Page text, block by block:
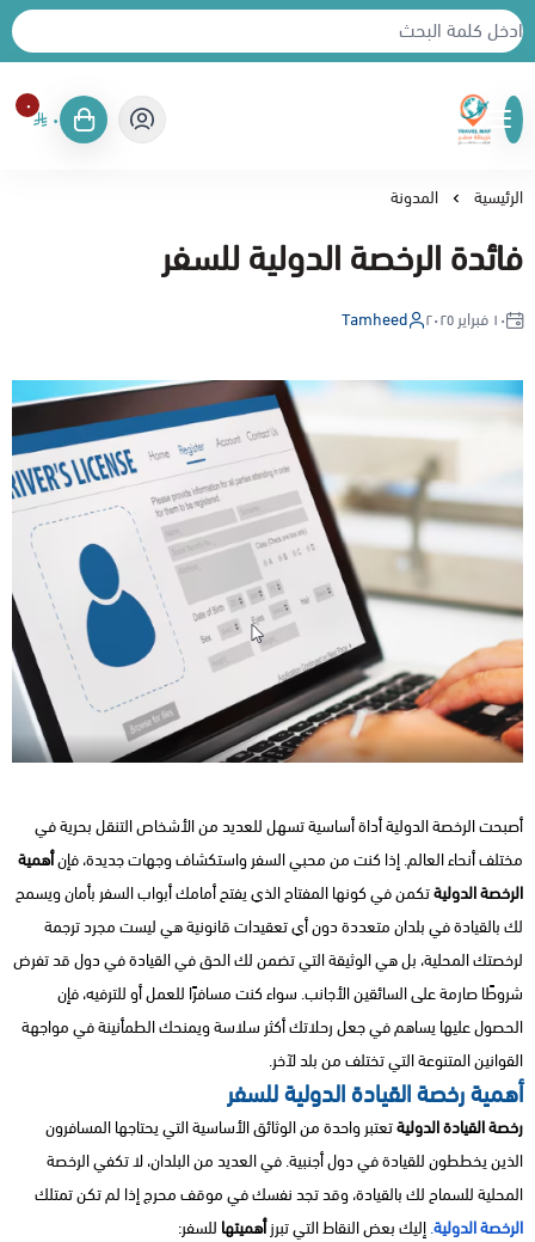
خريطة سفر
٠
٠
الرئيسية المدونة
فائدة الرخصة الدولية للسفر
١٠ فبراير ٢٠٢٥ Tamheed
أصبحت الرخصة الدولية أداة أساسية تسهل للعديد من الأشخاص التنقل بحرية في
مختلف أنحاء العالم. إذا كنت من محبي السفر واستكشاف وجهات جديدة، فإنأهمية
الرخصة الدوليةتكمن في كونها المفتاح الذي يفتح أمامك أبواب السفر بأمان ويسمح
لك بالقيادة في بلدان متعددة دون أي تعقيدات قانونية هي ليست مجرد ترجمة
لرخصتك المحلية، بل هي الوثيقة التي تضمن لك الحق في القيادة في دول قد تفرض
شروطًا صارمة على السائقين الأجانب. سواء كنت مسافرًا للعمل أو للترفيه، فإن
الحصول عليها يساهم في جعل رحلاتك أكثر سلاسة ويمنحك الطمأنينة في مواجهة
القوانين المتنوعة التي تختلف من بلد لآخر.
أهمية رخصة القيادة الدولية للسفر
رخصة القيادة الدوليةتعتبر واحدة من الوثائق الأساسية التي يحتاجها المسافرون
الذين يخططون للقيادة في دول أجنبية. في العديد من البلدان، لا تكفي الرخصة
المحلية للسماح لك بالقيادة، وقد تجد نفسك في موقف محرج إذا لم تكن تمتلك
الرخصة الدولية.إليك بعض النقاط التي تبرزأهميتها للسفر: